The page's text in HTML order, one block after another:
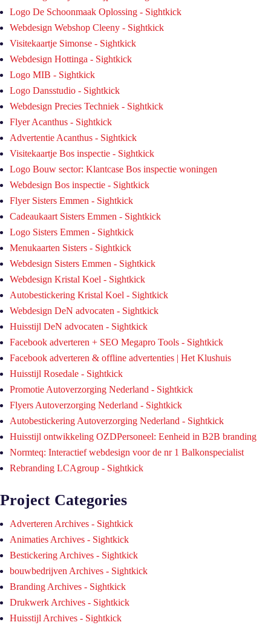
Logo De Schoonmaak Oplossing - Sightkick
Webdesign Webshop Cleeny - Sightkick
Visitekaartje Simonse - Sightkick
Webdesign Hottinga - Sightkick
Logo MIB - Sightkick
Logo Dansstudio - Sightkick
Webdesign Precies Techniek - Sightkick
Flyer Acanthus - Sightkick
Advertentie Acanthus - Sightkick
Visitekaartje Bos inspectie - Sightkick
Logo Bouw sector: Klantcase Bos inspectie woningen
Webdesign Bos inspectie - Sightkick
Flyer Sisters Emmen - Sightkick
Cadeaukaart Sisters Emmen - Sightkick
Logo Sisters Emmen - Sightkick
Menukaarten Sisters - Sightkick
Webdesign Sisters Emmen - Sightkick
Webdesign Kristal Koel - Sightkick
Autobestickering Kristal Koel - Sightkick
Webdesign DeN advocaten - Sightkick
Huisstijl DeN advocaten - Sightkick
Facebook adverteren + SEO Megapro Tools - Sightkick
Facebook adverteren & offline advertenties | Het Klushuis
Huisstijl Rosedale - Sightkick
Promotie Autoverzorging Nederland - Sightkick
Flyers Autoverzorging Nederland - Sightkick
Autobestickering Autoverzorging Nederland - Sightkick
Huisstijl ontwikkeling OZDPersoneel: Eenheid in B2B branding
Normteq: Interactief webdesign voor de nr 1 Balkonspecialist
Rebranding LCAgroup - Sightkick
Project Categories
Adverteren Archives - Sightkick
Animaties Archives - Sightkick
Bestickering Archives - Sightkick
bouwbedrijven Archives - Sightkick
Branding Archives - Sightkick
Drukwerk Archives - Sightkick
Huisstijl Archives - Sightkick